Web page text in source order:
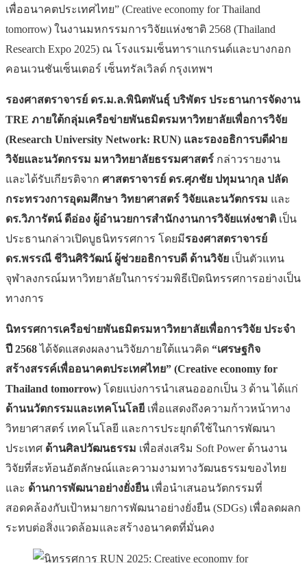
เพื่ออนาคตประเทศไทย” (Creative economy for Thailand
tomorrow) ในงานมหกรรมการวิจัยแห่งชาติ 2568 (Thailand
Research Expo 2025) ณ โรงแรมเซ็นทาราแกรนด์และบางกอก
คอนเวนชันเซ็นเตอร์ เซ็นทรัลเวิลด์ กรุงเทพฯ
รองศาสตราจารย์ ดร.ม.ล.พินิตพันธุ์ บริพัตร ประธานการจัดงาน
TRE ภายใต้กลุ่มเครือข่ายพันธมิตรมหาวิทยาลัยเพื่อการวิจัย
(Research University Network: RUN) และรองอธิการบดีฝ่าย
วิจัยและนวัตกรรม มหาวิทยาลัยธรรมศาสตร์ กล่าวรายงาน
และได้รับเกียรติจาก ศาสตราจารย์ ดร.ศุภชัย ปทุมนากุล ปลัด
กระทรวงการอุดมศึกษา วิทยาศาสตร์ วิจัยและนวัตกรรม และ
ดร.วิภารัตน์ ดีอ่อง ผู้อำนวยการสำนักงานการวิจัยแห่งชาติ เป็น
ประธานกล่าวเปิดบูธนิทรรศการ โดยมีรองศาสตราจารย์
ดร.พรรณี ชีวินศิริวัฒน์ ผู้ช่วยอธิการบดี ด้านวิจัย เป็นตัวแทน
จุฬาลงกรณ์มหาวิทยาลัยในการร่วมพิธีเปิดนิทรรศการอย่างเป็น
ทางการ
นิทรรศการเครือข่ายพันธมิตรมหาวิทยาลัยเพื่อการวิจัย ประจำ
ปี 2568ได้จัดแสดงผลงานวิจัยภายใต้แนวคิด “เศรษฐกิจ
สร้างสรรค์เพื่ออนาคตประเทศไทย” (Creative economy for
Thailand tomorrow) โดยแบ่งการนำเสนอออกเป็น 3 ด้าน ได้แก่
ด้านนวัตกรรมและเทคโนโลยี เพื่อแสดงถึงความก้าวหน้าทาง
วิทยาศาสตร์ เทคโนโลยี และการประยุกต์ใช้ในการพัฒนา
ประเทศ ด้านศิลปวัฒนธรรม เพื่อส่งเสริม Soft Power ด้านงาน
วิจัยที่สะท้อนอัตลักษณ์และความงามทางวัฒนธรรมของไทย
และ ด้านการพัฒนาอย่างยั่งยืนเพื่อนำเสนอนวัตกรรมที่
สอดคล้องกับเป้าหมายการพัฒนาอย่างยั่งยืน (SDGs) เพื่อลดผลก
ระทบต่อสิ่งแวดล้อมและสร้างอนาคตที่มั่นคง